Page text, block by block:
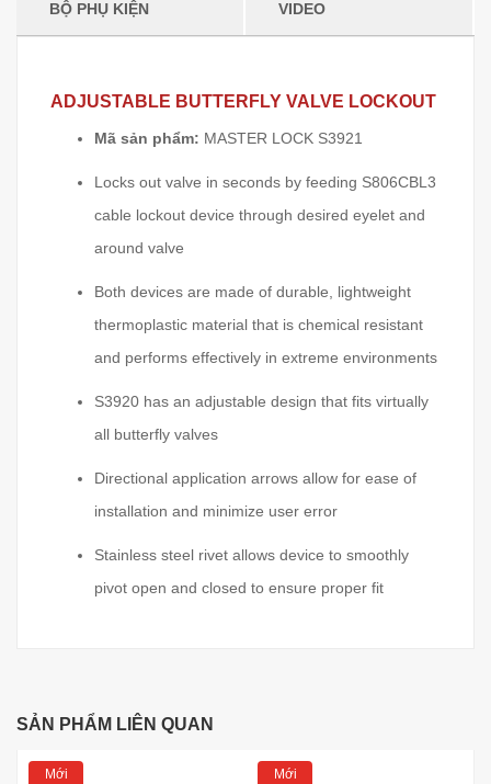
BỘ PHỤ KIỆN VIDEO
ADJUSTABLE BUTTERFLY VALVE LOCKOUT
Mã sản phẩm: MASTER LOCK S3921
Locks out valve in seconds by feeding S806CBL3
cable lockout device through desired eyelet and
around valve
Both devices are made of durable, lightweight
thermoplastic material that is chemical resistant
and performs effectively in extreme environments
S3920 has an adjustable design that fits virtually
all butterfly valves
Directional application arrows allow for ease of
installation and minimize user error
Stainless steel rivet allows device to smoothly
pivot open and closed to ensure proper fit
SẢN PHẨM LIÊN QUAN
Mới Mới